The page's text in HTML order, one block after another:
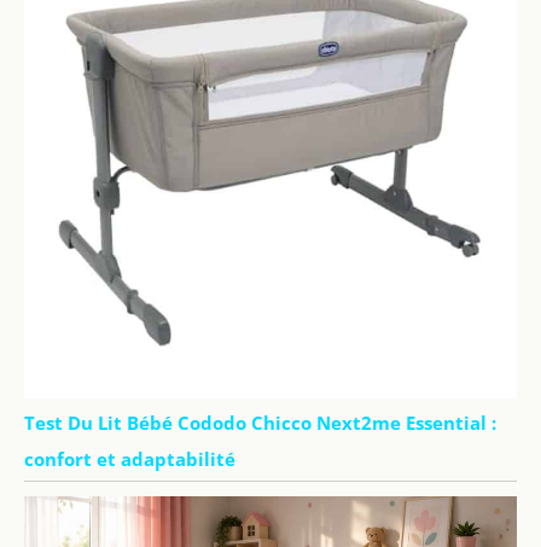
Test Du Lit Bébé Cododo Chicco Next2me Essential :
confort et adaptabilité